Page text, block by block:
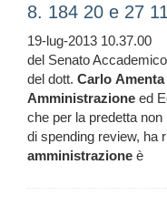
8. 184 20 e 27
19-lug-2013 10.37.00
del Senato
del dott. Carlo Amenta
Amministrazione ed
che per la predetta
di spending review, ha
amministrazione è